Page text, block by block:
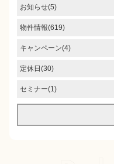
お知らせ(5)
物件情報(619)
キャンペーン(4)
定休日(30)
セミナー(1)